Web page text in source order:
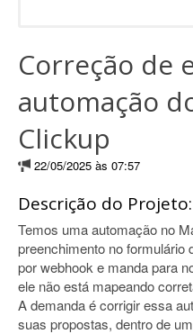
Correção de
automação
Clickup
22/05/2025 às 07:57
Descrição do Projeto:
Temos uma automação no
preenchimento no formulário
por webhook e manda para
ele não está mapeando
A demanda é corrigir essa
suas propostas, dentro de